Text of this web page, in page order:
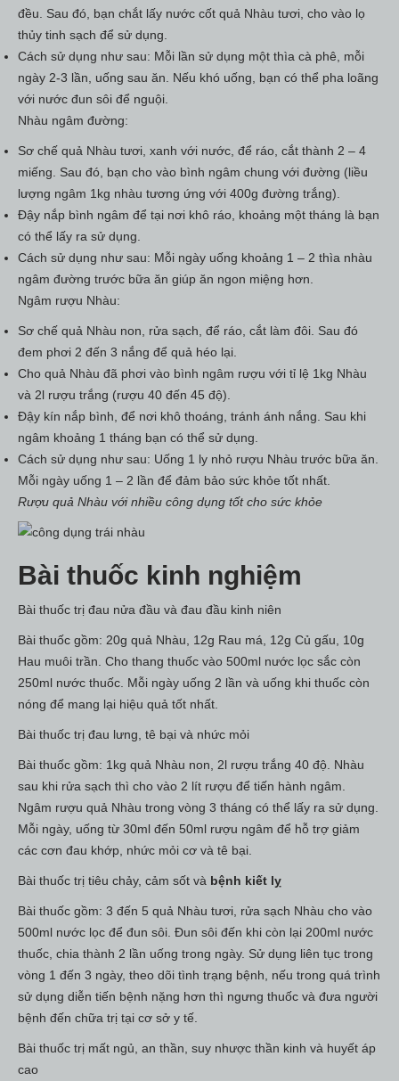
đều. Sau đó, bạn chắt lấy nước cốt quả Nhàu tươi, cho vào lọ
thủy tinh sạch để sử dụng.
Cách sử dụng như sau: Mỗi lần sử dụng một thìa cà phê, mỗi
ngày 2-3 lần, uống sau ăn. Nếu khó uống, bạn có thể pha loãng
với nước đun sôi để nguội.
Nhàu ngâm đường:
Sơ chế quả Nhàu tươi, xanh với nước, để ráo, cắt thành 2 – 4
miếng. Sau đó, bạn cho vào bình ngâm chung với đường (liều
lượng ngâm 1kg nhàu tương ứng với 400g đường trắng).
Đậy nắp bình ngâm để tại nơi khô ráo, khoảng một tháng là bạn
có thể lấy ra sử dụng.
Cách sử dụng như sau: Mỗi ngày uống khoảng 1 – 2 thìa nhàu
ngâm đường trước bữa ăn giúp ăn ngon miệng hơn.
Ngâm rượu Nhàu:
Sơ chế quả Nhàu non, rửa sạch, để ráo, cắt làm đôi. Sau đó
đem phơi 2 đến 3 nắng để quả héo lại.
Cho quả Nhàu đã phơi vào bình ngâm rượu với tỉ lệ 1kg Nhàu
và 2l rượu trắng (rượu 40 đến 45 độ).
Đậy kín nắp bình, để nơi khô thoáng, tránh ánh nắng. Sau khi
ngâm khoảng 1 tháng bạn có thể sử dụng.
Cách sử dụng như sau: Uống 1 ly nhỏ rượu Nhàu trước bữa ăn.
Mỗi ngày uống 1 – 2 lần để đảm bảo sức khỏe tốt nhất.
Rượu quả Nhàu với nhiều công dụng tốt cho sức khỏe
Bài thuốc kinh nghiệm
Bài thuốc trị đau nửa đầu và đau đầu kinh niên
Bài thuốc gồm: 20g quả Nhàu, 12g Rau má, 12g Củ gấu, 10g
Hau muôi trần. Cho thang thuốc vào 500ml nước lọc sắc còn
250ml nước thuốc. Mỗi ngày uống 2 lần và uống khi thuốc còn
nóng để mang lại hiệu quả tốt nhất.
Bài thuốc trị đau lưng, tê bại và nhức mỏi
Bài thuốc gồm: 1kg quả Nhàu non, 2l rượu trắng 40 độ. Nhàu
sau khi rửa sạch thì cho vào 2 lít rượu để tiến hành ngâm.
Ngâm rượu quả Nhàu trong vòng 3 tháng có thể lấy ra sử dụng.
Mỗi ngày, uống từ 30ml đến 50ml rượu ngâm để hỗ trợ giảm
các cơn đau khớp, nhức mỏi cơ và tê bại.
Bài thuốc trị tiêu chảy, cảm sốt và bệnh kiết lỵ
Bài thuốc gồm: 3 đến 5 quả Nhàu tươi, rửa sạch Nhàu cho vào
500ml nước lọc để đun sôi. Đun sôi đến khi còn lại 200ml nước
thuốc, chia thành 2 lần uống trong ngày. Sử dụng liên tục trong
vòng 1 đến 3 ngày, theo dõi tình trạng bệnh, nếu trong quá trình
sử dụng diễn tiến bệnh nặng hơn thì ngưng thuốc và đưa người
bệnh đến chữa trị tại cơ sở y tế.
Bài thuốc trị mất ngủ, an thần, suy nhược thần kinh và huyết áp
cao